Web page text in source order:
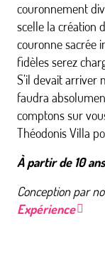
couronnement
scelle la création
couronne sacrée
fidèles serez
S’il devait arriver
faudra
comptons sur
Théodonis Villa
À partir de 10 ans
Conception par
Expérience